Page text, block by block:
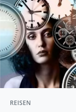
REISEN